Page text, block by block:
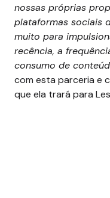
nossas próprias
plataformas sociais
muito para
recência, a
consumo de
com esta parceria e
que ela trará para